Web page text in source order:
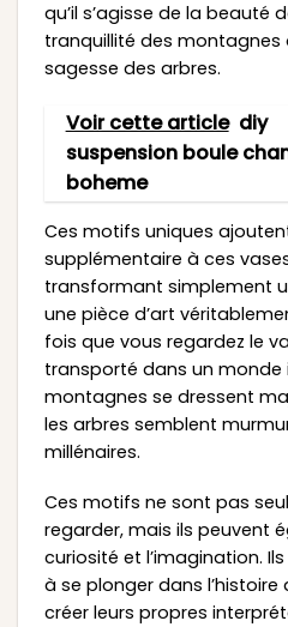
qu’il s’agisse de la beauté
tranquillité des montagnes
sagesse des arbres.
Voir cette article diy
suspension boule
boheme
Ces motifs uniques
supplémentaire à ces
transformant simplement
une pièce d’art
fois que vous regardez le
transporté dans un monde
montagnes se dressent
les arbres semblent
millénaires.
Ces motifs ne sont pas
regarder, mais ils peuvent
curiosité et l’imagination.
à se plonger dans l’histoire
créer leurs propres